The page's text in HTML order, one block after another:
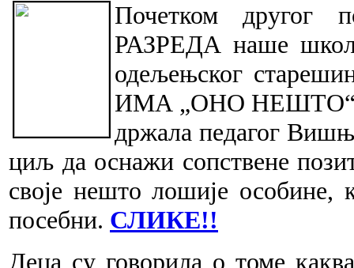
Почетком другог
РАЗРЕДА наше
одељењског
ИМА „ОНО НЕШТО“
држала педагог
циљ да оснажи сопствене
своје нешто лошије особине,
посебни. СЛИКЕ!!
Деца су говорила о томе